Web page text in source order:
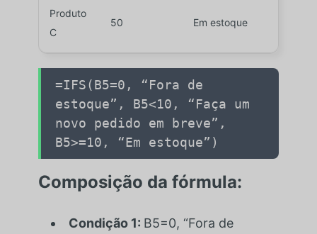
Produto
C
50 Em estoque
=IFS(B5=0 ,
“Fora de
estoque” , B5<10 ,
“Faça um
novo pedido em breve” ,
B5>=10 , “Em estoque” )
Composição da fórmula:
Condição 1: B5=0, “Fora de